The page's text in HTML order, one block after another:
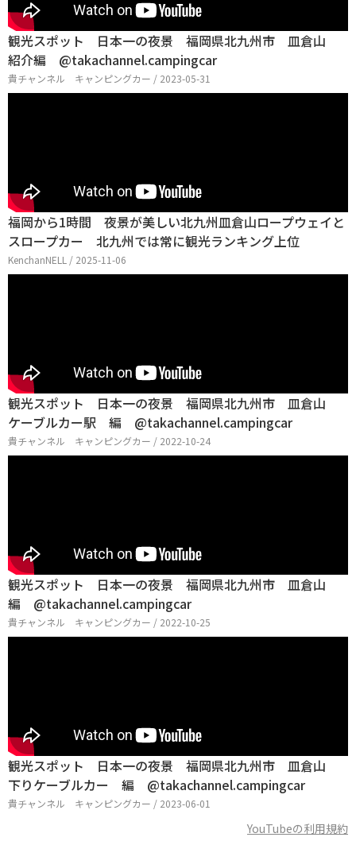
観光スポット 日本一の夜景 福岡県北九州市 皿倉山
紹介編 @takachannel.campingcar
貴チャンネル キャンピングカー / 2023-05-31
福岡から1時間 夜景が美しい北九州皿倉山ロープウェイと
スロープカー 北九州では常に観光ランキング上位
KenchanNELL / 2025-11-06
観光スポット 日本一の夜景 福岡県北九州市 皿倉山
ケーブルカー駅 編 @takachannel.campingcar
貴チャンネル キャンピングカー / 2022-10-24
観光スポット 日本一の夜景 福岡県北九州市 皿倉山
編 @takachannel.campingcar
貴チャンネル キャンピングカー / 2022-10-25
観光スポット 日本一の夜景 福岡県北九州市 皿倉山
下りケーブルカー 編 @takachannel.campingcar
貴チャンネル キャンピングカー / 2023-06-01
YouTubeの利用規約